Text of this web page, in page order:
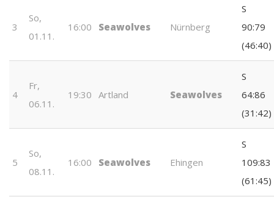
3
So,
01.11.
16:00 Seawolves Nürnberg
S
90:79
(46:40)
4
Fr,
06.11.
19:30 Artland Seawolves
S
64:86
(31:42)
5
So,
08.11.
16:00 Seawolves Ehingen
S
109:83
(61:45)